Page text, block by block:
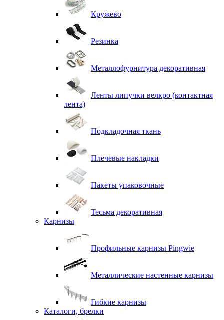
Кружево
Резинка
Металлофурнитура декоративная
Ленты липучки велкро (контактная
лента)
Подкладочная ткань
Плечевые накладки
Пакеты упаковочные
Тесьма декоративная
Карнизы
Профильные карнизы Pingwie
Металлические настенные карнизы
Гибкие карнизы
Каталоги, брелки